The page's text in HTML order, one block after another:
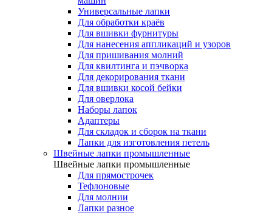
Универсальные лапки
Для обработки краёв
Для вшивки фурнитуры
Для нанесения аппликаций и узоров
Для пришивания молний
Для квилтинга и пэчворка
Для декорирования ткани
Для вшивки косой бейки
Для оверлока
Наборы лапок
Адаптеры
Для складок и сборок на ткани
Лапки для изготовления петель
Швейные лапки промышленные
Швейные лапки промышленные
Для прямострочек
Тефлоновые
Для молнии
Лапки разное